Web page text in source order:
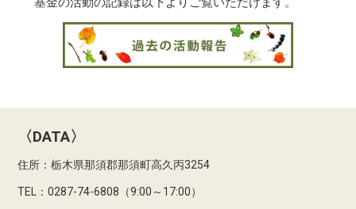
〈DATA〉
住所：栃木県那須郡那須町高久丙3254
TEL：0287-74-6808（9:00～17:00）